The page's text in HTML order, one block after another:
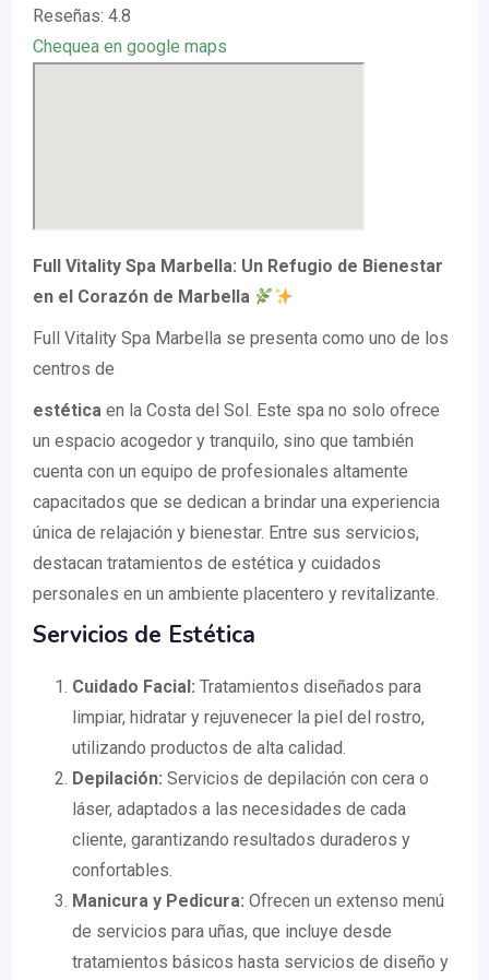
Reseñas: 4.8
Chequea en google maps
Full Vitality Spa Marbella: Un Refugio de Bienestar
en el Corazón de Marbella
Full Vitality Spa Marbella se presenta como uno de los
centros de
estética en la Costa del Sol. Este spa no solo ofrece
un espacio acogedor y tranquilo, sino que también
cuenta con un equipo de profesionales altamente
capacitados que se dedican a brindar una experiencia
única de relajación y bienestar. Entre sus servicios,
destacan tratamientos de estética y cuidados
personales en un ambiente placentero y revitalizante.
Servicios de Estética
Cuidado Facial: Tratamientos diseñados para
limpiar, hidratar y rejuvenecer la piel del rostro,
utilizando productos de alta calidad.
Depilación: Servicios de depilación con cera o
láser, adaptados a las necesidades de cada
cliente, garantizando resultados duraderos y
confortables.
Manicura y Pedicura: Ofrecen un extenso menú
de servicios para uñas, que incluye desde
tratamientos básicos hasta servicios de diseño y